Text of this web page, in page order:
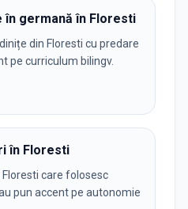
în germană în Floresti
din Floresti cu predare
pe curriculum bilingv.
în Floresti
care folosesc
pun accent pe autonomie